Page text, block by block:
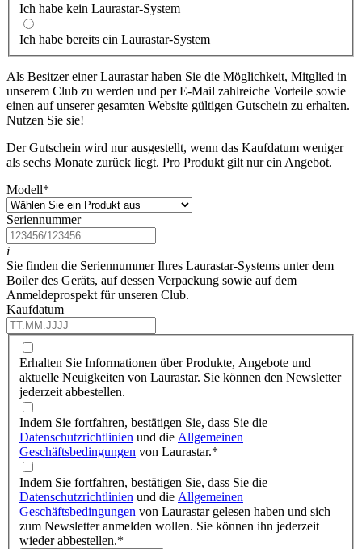
Ich habe kein Laurastar-System
Ich habe bereits ein Laurastar-System
Als Besitzer einer Laurastar haben Sie die Möglichkeit, Mitglied in
unserem Club zu werden und per E-Mail zahlreiche Vorteile sowie
einen auf unserer gesamten Website gültigen Gutschein zu erhalten.
Nutzen Sie sie!
Der Gutschein wird nur ausgestellt, wenn das Kaufdatum weniger
als sechs Monate zurück liegt. Pro Produkt gilt nur ein Angebot.
Modell*
Seriennummer
i
Sie finden die Seriennummer Ihres Laurastar-Systems unter dem
Boiler des Geräts, auf dessen Verpackung sowie auf dem
Anmeldeprospekt für unseren Club.
Kaufdatum
Erhalten Sie Informationen über Produkte, Angebote und
aktuelle Neuigkeiten von Laurastar. Sie können den Newsletter
jederzeit abbestellen.
Indem Sie fortfahren, bestätigen Sie, dass Sie die
Datenschutzrichtlinien und die Allgemeinen
Geschäftsbedingungen von Laurastar.*
Indem Sie fortfahren, bestätigen Sie, dass Sie die
Datenschutzrichtlinien und die Allgemeinen
Geschäftsbedingungen von Laurastar gelesen haben und sich
zum Newsletter anmelden wollen. Sie können ihn jederzeit
wieder abbestellen.*